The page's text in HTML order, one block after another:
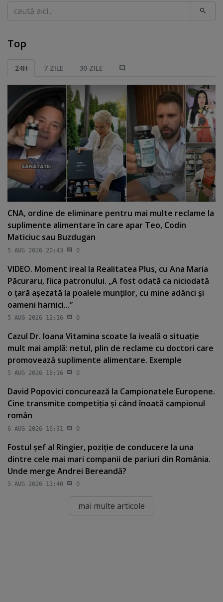
Caută
Top
24H 7 ZILE 30 ZILE
CNA, ordine de eliminare pentru mai multe reclame la
suplimente alimentare în care apar Teo, Codin
Maticiuc sau Buzdugan
5 AUG 2026 20:43 0
VIDEO. Moment ireal la Realitatea Plus, cu Ana Maria
Păcuraru, fiica patronului. „A fost odată ca niciodată
o ţară aşezată la poalele munţilor, cu mine adânci şi
oameni harnici...”
5 AUG 2026 12:16 0
Cazul Dr. Ioana Vitamina scoate la iveală o situaţie
mult mai amplă: netul, plin de reclame cu doctori care
promovează suplimente alimentare. Exemple
5 AUG 2026 18:16 0
David Popovici concurează la Campionatele Europene.
Cine transmite competiţia şi când înoată campionul
român
6 AUG 2026 16:31 0
Fostul şef al Ringier, poziţie de conducere la una
dintre cele mai mari companii de pariuri din România.
Unde merge Andrei Bereandă?
5 AUG 2026 11:40 0
mai multe articole